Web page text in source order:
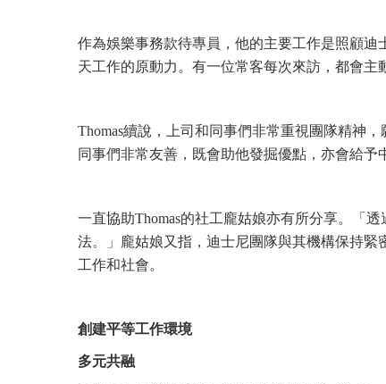
作為娛樂事務款待專員，他的主要工作是照顧
天工作的原動力。有一位常客每次來訪，都會主
Thomas續說，上司和同事們非常重視團隊精神
同事們非常友善，既會助他發掘優點，亦會給予
一直協助Thomas的社工龐姑娘亦有所分享。「
法。」龐姑娘又指，迪士尼團隊與其機構保持緊
工作和社會。
創建平等工作環境
多元共融